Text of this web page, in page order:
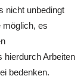
nicht unbedingt
möglich, es
hierdurch Arbeiten
bedenken.